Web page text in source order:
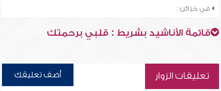
في خزائن :
قائمة الأناشيد بشريط : قلبي برحمتك
تعليقات الزوار أضف تعليقك